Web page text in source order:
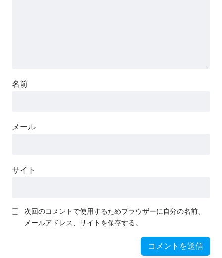
名前
メール
サイト
次回のコメントで使用するためブラウザーに自分の名前、
メールアドレス、サイトを保存する。